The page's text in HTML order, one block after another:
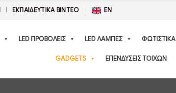
ΕΚΠΑΙΔΕΥΤΙΚΑ ΒΙΝΤΕΟ EN
LED ΠΡΟΒΟΛΕΙΣ LED ΛΑΜΠΕΣ ΦΩΤΙΣΤΙΚΑ
GADGETS ΕΠΕΝΔΥΣΕΙΣ ΤΟΙΧΩΝ